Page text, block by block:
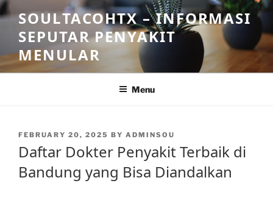
Skip
to
content
SOULTACOHTX – INFORMASI
SEPUTAR PENYAKIT
MENULAR
Menu
POSTED
FEBRUARY 20, 2025 BY ADMINSOU
Daftar Dokter Penyakit Terbaik di
Bandung yang Bisa Diandalkan